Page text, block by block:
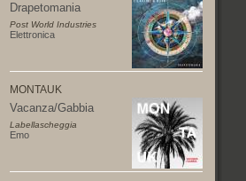
Drapetomania
Post World Industries
Elettronica
MONTAUK
Vacanza/Gabbia
Labellascheggia
Emo